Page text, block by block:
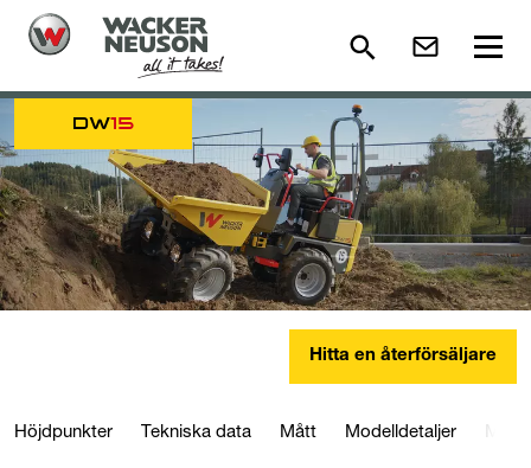
DW15
Hitta en återförsäljare
Höjdpunkter Tekniska data Mått Modelldetaljer